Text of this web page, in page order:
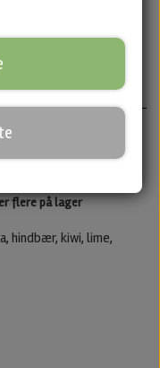
Sour
flere på lager
hindbær, kiwi, lime,